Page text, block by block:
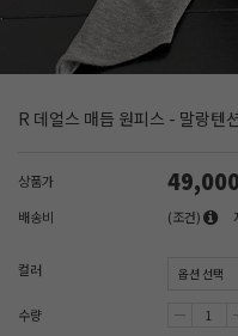
R 데얼스 매듭 원피스 - 말랑텐
상품가
배송비
(조건)
컬러
수량